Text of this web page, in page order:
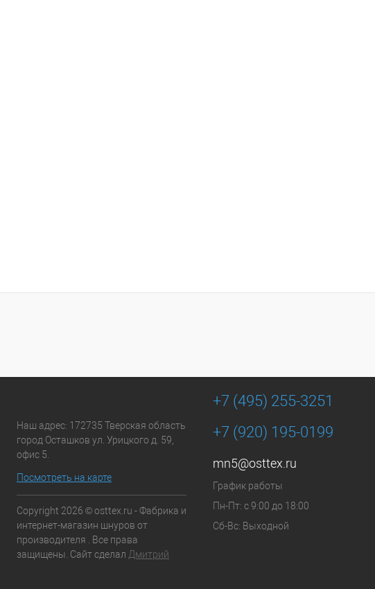
Наш адрес: 172735 Тверская область
город Осташков ул. Урицкого д. 59,
офис 5.
Посмотреть на карте
Copyright 2026 © osttex.ru - Фабрика и
интернет-магазин шнуров от
производителя . Все права
защищены. Сайт сделал Дмитрий
+7 (495) 255-3251
+7 (920) 195-0199
mn5@osttex.ru
График работы
Пн-Пт: с 9:00 до 18:00
Сб-Вс: Выходной